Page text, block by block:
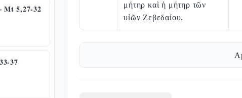
5,27-32
37
μήτηρ καὶ ἡ μήτηρ τῶν
υἱῶν Ζεβεδαίου.